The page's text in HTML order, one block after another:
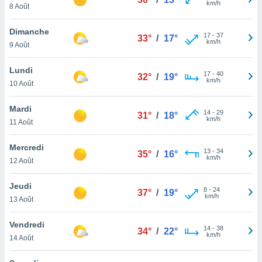
au
vous
de
ou
de
le
ainsi
un
la
du
8 Août
km/h
Dimanche
9 Août
33° / 17° 17- 37
km/h
Lundi
10 Août
32° / 19° 17- 40
km/h
Mardi
11 Août
31° / 18° 14- 29
km/h
Mercredi
12 Août
35° / 16° 13- 34
km/h
Jeudi
13 Août
37° / 19° 8- 24
km/h
Vendredi
14 Août
34° / 22° 14- 38
km/h